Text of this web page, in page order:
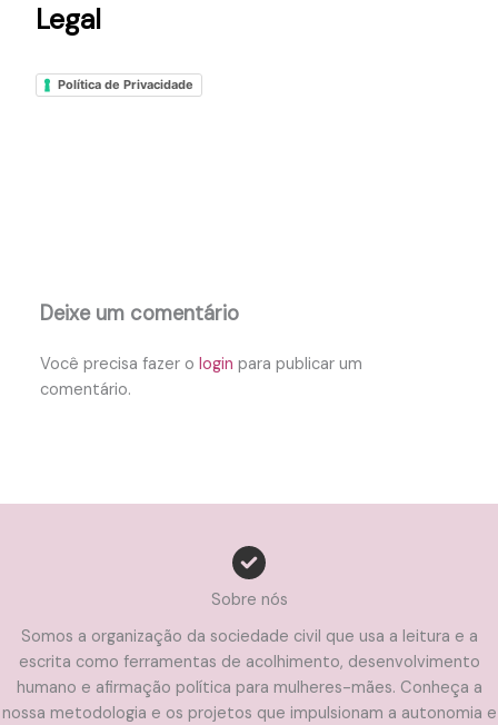
Legal
Política de Privacidade
Deixe um comentário
Você precisa fazer ologin para publicar um
comentário.
Sobre nós
Somos a organização da sociedade civil que usa a leitura e a
escrita como ferramentas de acolhimento, desenvolvimento
humano e afirmação política para mulheres-mães. Conheça a
nossa metodologia e os projetos que impulsionam a autonomia e